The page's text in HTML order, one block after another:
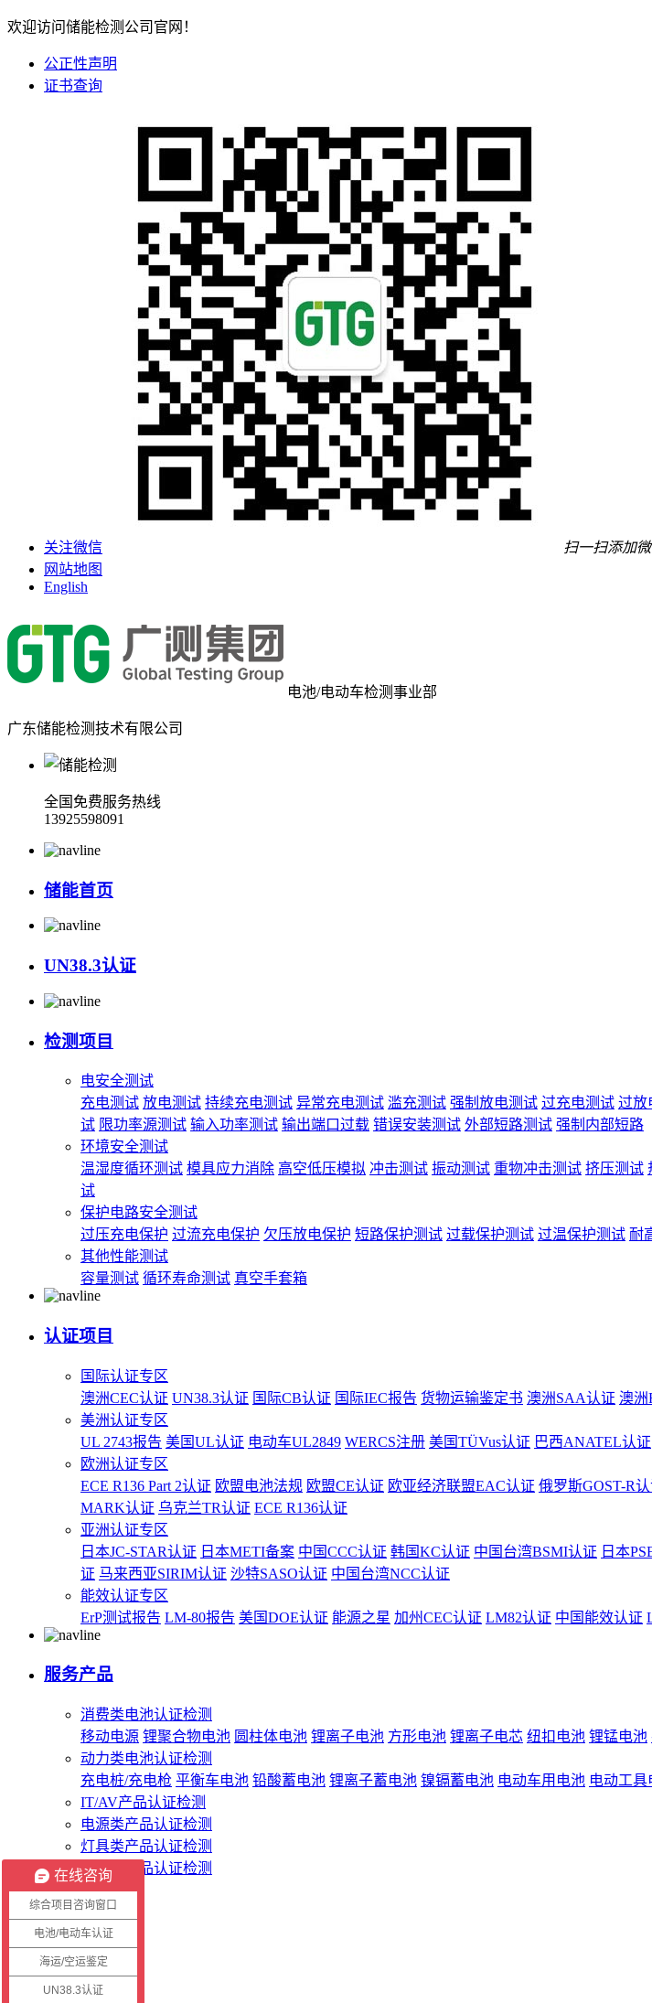
欢迎访问储能检测公司官网！
公正性声明
证书查询
关注微信
扫一扫添加
网站地图
English
电池/电动车检测事业部
广东储能检测技术有限公司
全国免费服务热线
13925598091
储能首页
UN38.3认证
检测项目
电安全测试
充电测试 放电测试 持续充电测试 异常充电测试 滥充测试 强制放电测试 过充电测试 过放
试 限功率源测试 输入功率测试 输出端口过载 错误安装测试 外部短路测试 强制内部短路
环境安全测试
温湿度循环测试 模具应力消除 高空低压模拟 冲击测试 振动测试 重物冲击测试 挤压测试
试
保护电路安全测试
过压充电保护 过流充电保护 欠压放电保护 短路保护测试 过载保护测试 过温保护测试 耐
其他性能测试
容量测试 循环寿命测试 真空手套箱
认证项目
国际认证专区
澳洲CEC认证 UN38.3认证 国际CB认证 国际IEC报告 货物运输鉴定书 澳洲SAA认证 澳洲
美洲认证专区
UL 2743报告 美国UL认证 电动车UL2849 WERCS注册 美国TÜVus认证 巴西ANATEL认证
欧洲认证专区
ECE R136 Part 2认证 欧盟电池法规 欧盟CE认证 欧亚经济联盟EAC认证 俄罗斯GOST-R
MARK认证 乌克兰TR认证 ECE R136认证
亚洲认证专区
日本JC-STAR认证 日本METI备案 中国CCC认证 韩国KC认证 中国台湾BSMI认证 日本
证 马来西亚SIRIM认证 沙特SASO认证 中国台湾NCC认证
能效认证专区
ErP测试报告 LM-80报告 美国DOE认证 能源之星 加州CEC认证 LM82认证 中国能效认证
服务产品
消费类电池认证检测
移动电源 锂聚合物电池 圆柱体电池 锂离子电池 方形电池 锂离子电芯 纽扣电池 锂锰电池
动力类电池认证检测
充电桩/充电枪 平衡车电池 铅酸蓄电池 锂离子蓄电池 镍镉蓄电池 电动车用电池 电动工具
IT/AV产品认证检测
电源类产品认证检测
灯具类产品认证检测
无线类产品认证检测
客服系统
客户登录
证书查询
在线咨询
综合项目咨询窗口
电池/电动车认证
海运/空运鉴定
UN38.3认证